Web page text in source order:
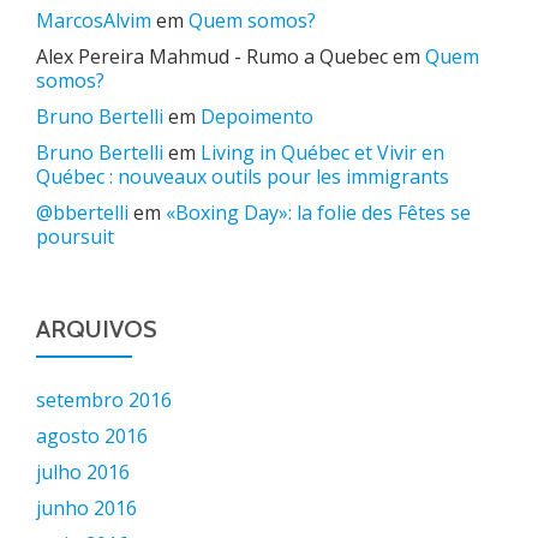
MarcosAlvim em Quem somos?
Alex Pereira Mahmud - Rumo a Quebecem Quem
somos?
Bruno Bertelli em Depoimento
Bruno Bertelli em Living in Québec et Vivir en
Québec : nouveaux outils pour les immigrants
@bbertelli em «Boxing Day»: la folie des Fêtes se
poursuit
ARQUIVOS
setembro 2016
agosto 2016
julho 2016
junho 2016